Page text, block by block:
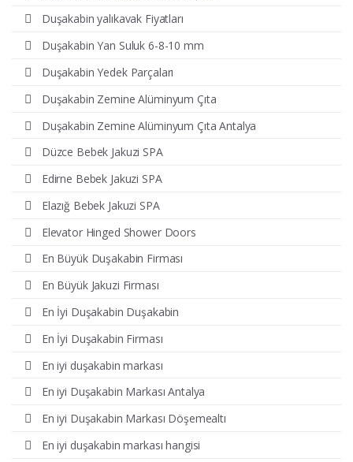
Duşakabin yalıkavak Fiyatları
Duşakabin Yan Suluk 6-8-10 mm
Duşakabin Yedek Parçaları
Duşakabin Zemine Alüminyum Çıta
Duşakabin Zemine Alüminyum Çıta Antalya
Düzce Bebek Jakuzi SPA
Edirne Bebek Jakuzi SPA
Elazığ Bebek Jakuzi SPA
Elevator Hinged Shower Doors
En Büyük Duşakabin Firması
En Büyük Jakuzi Firması
En İyi Duşakabin Duşakabin
En İyi Duşakabin Firması
En iyi duşakabin markası
En iyi Duşakabin Markası Antalya
En iyi Duşakabin Markası Döşemealtı
En iyi duşakabin markası hangisi